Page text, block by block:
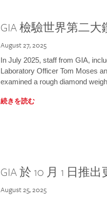
GIA 檢驗世界第二大
August 27, 2025
In July 2025, staff from GIA,
Laboratory Officer Tom Moses
examined a rough diamond
続きを読む
GIA 於 10 月 1 日推
August 25, 2025